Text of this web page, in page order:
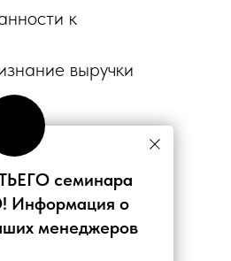
семинара
Информация о
менеджеров
к
выручки
и